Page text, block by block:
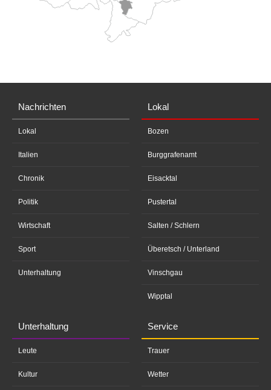
Nachrichten
Lokal
Italien
Chronik
Politik
Wirtschaft
Sport
Unterhaltung
Lokal
Bozen
Burggrafenamt
Eisacktal
Pustertal
Salten / Schlern
Überetsch / Unterland
Vinschgau
Wipptal
Unterhaltung
Leute
Kultur
Service
Trauer
Wetter